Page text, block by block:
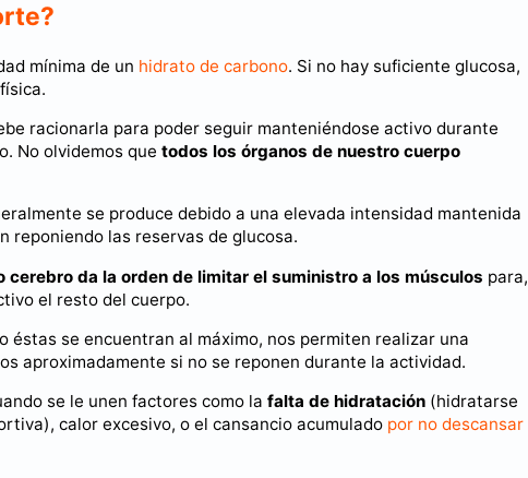
mínima de un hidrato de carbono. Si no hay suficiente glucosa,
racionarla para poder seguir manteniéndose activo durante
No olvidemos que todos los órganos de nuestro cuerpo
se produce debido a una elevada intensidad mantenida
reponiendo las reservas de glucosa.
cerebro da la orden de limitar el suministro a los músculos para,
el resto del cuerpo.
éstas se encuentran al máximo, nos permiten realizar una
aproximadamente si no se reponen durante la actividad.
se le unen factores como la falta de hidratación (hidratarse
calor excesivo, o el cansancio acumulado por no descansar